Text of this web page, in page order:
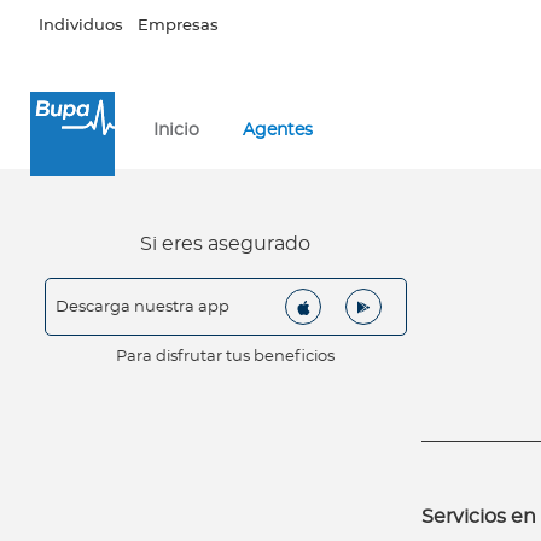
Individuos Empresas
Para Agentes
Inicio Agentes
Si eres asegurado
Descarga nuestra app
Para disfrutar tus beneficios
Servicios en